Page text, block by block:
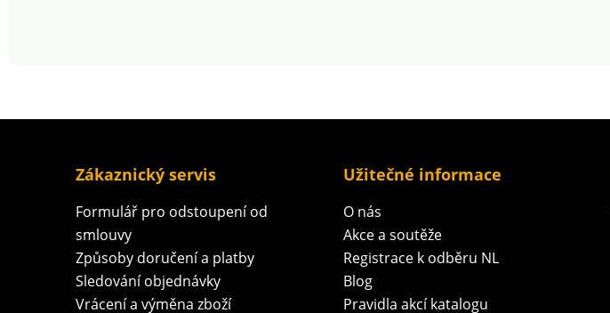
Zákaznický servis
Formulář pro odstoupení od
smlouvy
Způsoby doručení a platby
Sledování objednávky
Vrácení a výměna zboží
Užitečné informace
O nás
Akce a soutěže
Registrace k odběru NL
Blog
Pravidla akcí katalogu